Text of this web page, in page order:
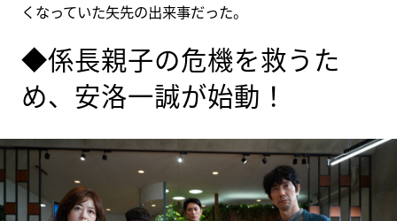
くなっていた矢先の出来事だった。
◆係長親子の危機を救うた
め、安洛一誠が始動！